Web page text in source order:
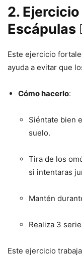
2.
Escápulas
Este ejercicio
ayuda a evitar que
Cómo hacerlo:
Siéntate bien
suelo.
Tira de los
si intentaras
Mantén
Realiza 3
Este ejercicio